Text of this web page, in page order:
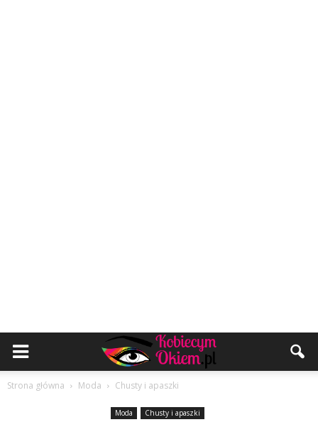
Strona główna Moda Chusty i apaszki
Moda Chusty i apaszki